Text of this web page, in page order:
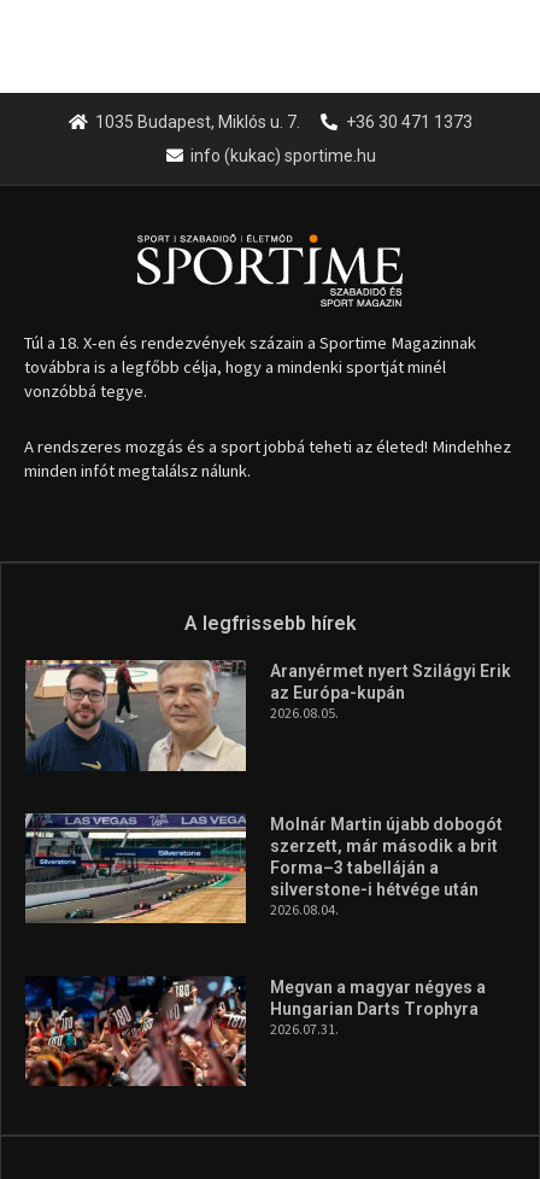
1035 Budapest, Miklós u. 7.
+36 30 471 1373
info (kukac) sportime.hu
Túl a 18. X-en és rendezvények százain a Sportime Magazinnak
továbbra is a legfőbb célja, hogy a mindenki sportját minél
vonzóbbá tegye.
A rendszeres mozgás és a sport jobbá teheti az életed! Mindehhez
minden infót megtalálsz nálunk.
A legfrissebb hírek
Aranyérmet nyert Szilágyi Erik
az Európa-kupán
2026.08.05.
Molnár Martin újabb dobogót
szerzett, már második a brit
Forma–3 tabelláján a
silverstone-i hétvége után
2026.08.04.
Megvan a magyar négyes a
Hungarian Darts Trophyra
2026.07.31.